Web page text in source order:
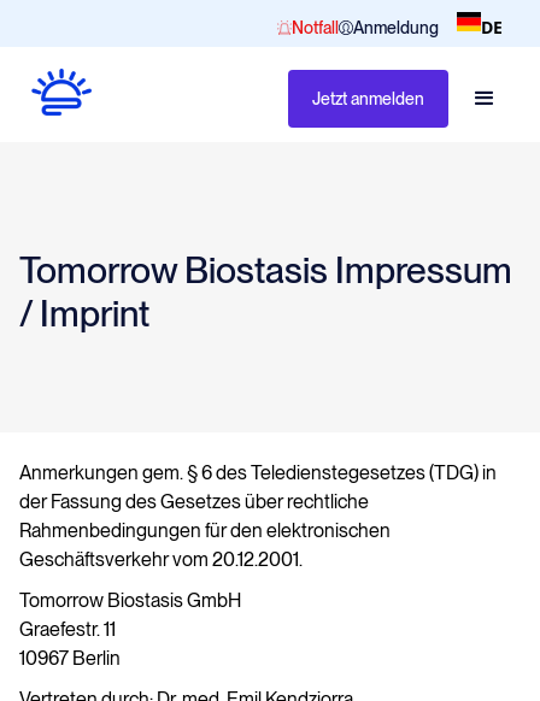
Notfall Anmeldung DE
Jetzt anmelden
Tomorrow Biostasis Impressum
/ Imprint
Anmerkungen gem. § 6 des Teledienstegesetzes (TDG) in
der Fassung des Gesetzes über rechtliche
Rahmenbedingungen für den elektronischen
Geschäftsverkehr vom 20.12.2001.
Tomorrow Biostasis GmbH
Graefestr. 11
10967 Berlin